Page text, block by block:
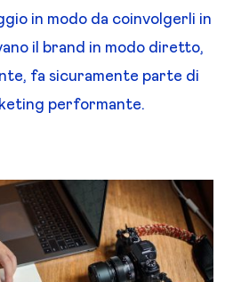
in modo da coinvolgerli in
il brand in modo diretto,
fa sicuramente parte di
performante.